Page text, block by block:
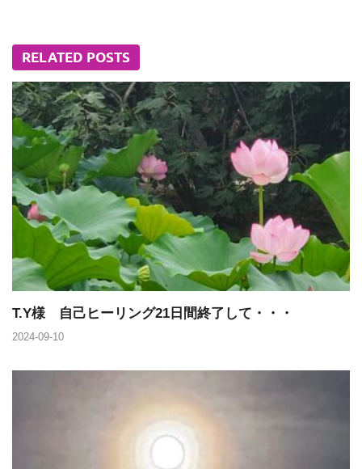
RELATED POSTS
T.Y様 自己ヒーリング21日間終了して・・・
2024-09-10